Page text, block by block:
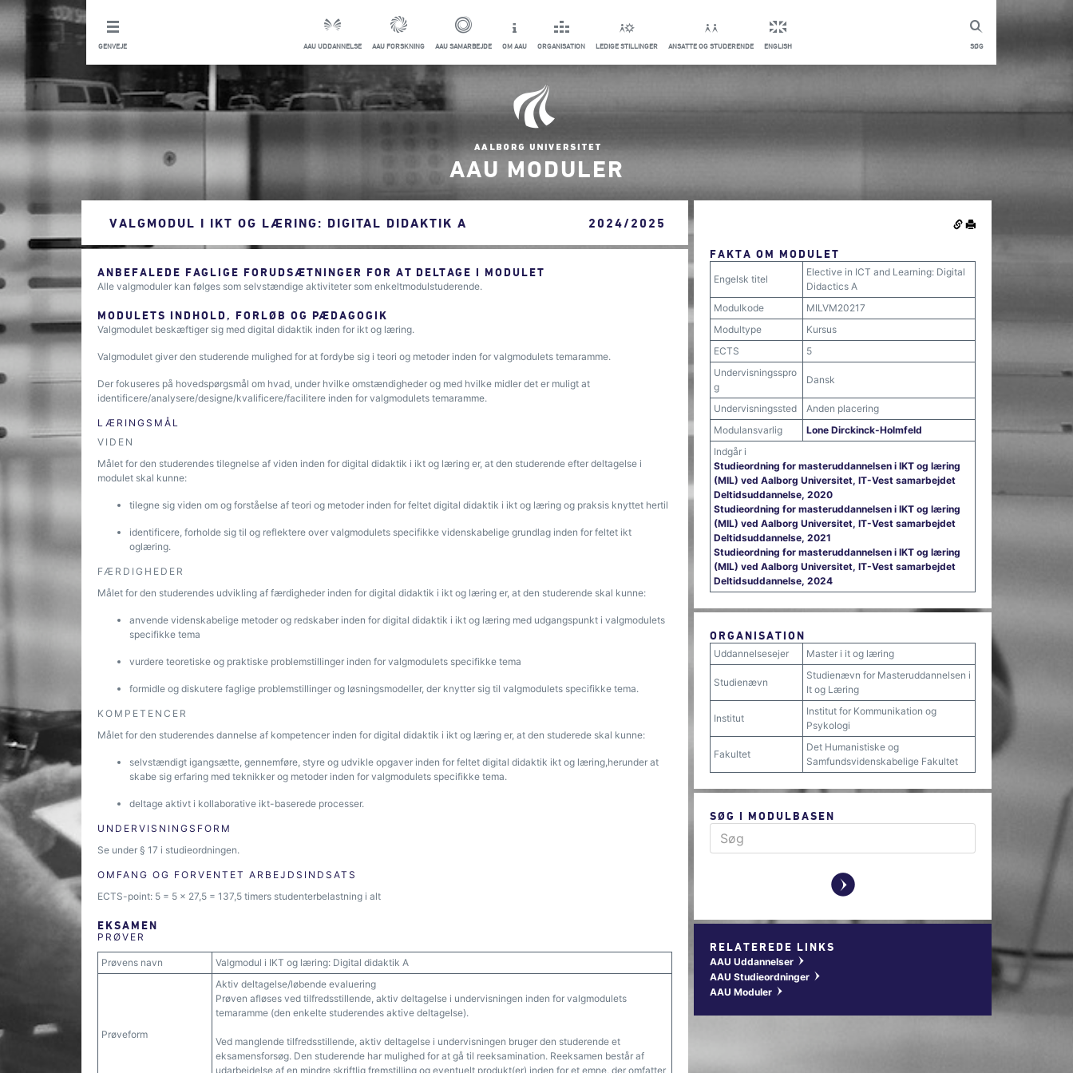
SØG
GENVEJE AAU UDDANNELSE AAU FORSKNING AAU SAMARBEJDE OM AAU ORGANISATION LEDIGE STILLINGER ANSATTE OG STUDERENDE ENGLISH
AAU MODULER
VALGMODUL I IKT OG LÆRING: DIGITAL DIDAKTIK A 2024/2025
ANBEFALEDE FAGLIGE FORUDSÆTNINGER FOR AT DELTAGE I MODULET
Alle valgmoduler kan følges som selvstændige aktiviteter som enkeltmodulstuderende.
MODULETS INDHOLD, FORLØB OG PÆDAGOGIK
Valgmodulet beskæftiger sig med digital didaktik inden for ikt og læring.
Valgmodulet giver den studerende mulighed for at fordybe sig i teori og metoder inden for valgmodulets temaramme.
Der fokuseres på hovedspørgsmål om hvad, under hvilke omstændigheder og med hvilke midler det er muligt at
identificere/analysere/designe/kvalificere/facilitere inden for valgmodulets temaramme.
LÆRINGSMÅL
VIDEN
Målet for den studerendes tilegnelse af viden inden for digital didaktik i ikt og læring er, at den studerende efter deltagelse i
modulet skal kunne:
tilegne sig viden om og forståelse af teori og metoder inden for feltet digital didaktik i ikt og læring og praksis knyttet hertil
identificere, forholde sig til og reflektere over valgmodulets specifikke videnskabelige grundlag inden for feltet ikt
oglæring.
FÆRDIGHEDER
Målet for den studerendes udvikling af færdigheder inden for digital didaktik i ikt og læring er, at den studerende skal kunne:
anvende videnskabelige metoder og redskaber inden for digital didaktik i ikt og læring med udgangspunkt i valgmodulets
specifikke tema
vurdere teoretiske og praktiske problemstillinger inden for valgmodulets specifikke tema
formidle og diskutere faglige problemstillinger og løsningsmodeller, der knytter sig til valgmodulets specifikke tema.
KOMPETENCER
Målet for den studerendes dannelse af kompetencer inden for digital didaktik i ikt og læring er, at den studerede skal kunne:
selvstændigt igangsætte, gennemføre, styre og udvikle opgaver inden for feltet digital didaktik ikt og læring,herunder at
skabe sig erfaring med teknikker og metoder inden for valgmodulets specifikke tema.
deltage aktivt i kollaborative ikt-baserede processer.
UNDERVISNINGSFORM
Se under § 17 i studieordningen.
OMFANG OG FORVENTET ARBEJDSINDSATS
ECTS-point: 5 = 5 x 27,5 = 137,5 timers studenterbelastning i alt
EKSAMEN
PRØVER
Prøvens navn Valgmodul i IKT og læring: Digital didaktik A
Prøveform
Aktiv deltagelse/løbende evaluering
Prøven afløses ved tilfredsstillende, aktiv deltagelse i undervisningen inden for valgmodulets
temaramme (den enkelte studerendes aktive deltagelse).
Ved manglende tilfredsstillende, aktiv deltagelse i undervisningen bruger den studerende et
eksamensforsøg. Den studerende har mulighed for at gå til reeksamination. Reeksamen består af
udarbejdelse af en mindre skriftlig fremstilling og eventuelt produkt(er) inden for et emne, der omfatter
FAKTA OM MODULET
Engelsk titel
Elective in ICT and Learning: Digital
Didactics A
Modulkode
MILVM20217
Modultype
Kursus
ECTS
5
Undervisningsspro
g
Dansk
Undervisningssted
Anden placering
Modulansvarlig
Lone Dirckinck-Holmfeld
Indgår i
Studieordning for masteruddannelsen i IKT og læring
(MIL) ved Aalborg Universitet, IT-Vest samarbejdet
Deltidsuddannelse, 2020
Studieordning for masteruddannelsen i IKT og læring
(MIL) ved Aalborg Universitet, IT-Vest samarbejdet
Deltidsuddannelse, 2021
Studieordning for masteruddannelsen i IKT og læring
(MIL) ved Aalborg Universitet, IT-Vest samarbejdet
Deltidsuddannelse, 2024
ORGANISATION
Uddannelsesejer Master i it og læring
Studienævn
Studienævn for Masteruddannelsen i
It og Læring
Institut
Institut for Kommunikation og
Psykologi
Fakultet
Det Humanistiske og
Samfundsvidenskabelige Fakultet
SØG I MODULBASEN
y
RELATEREDE LINKS
AAU Uddannelser w
AAU Studieordninger w
AAU Moduler w